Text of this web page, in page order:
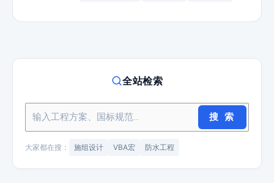
全站检索
搜 索
大家都在搜： 施组设计 VBA宏 防水工程